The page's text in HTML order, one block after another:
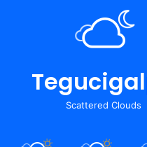
Scattered Clouds